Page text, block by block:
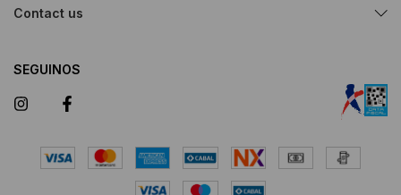
Contact us
SEGUINOS